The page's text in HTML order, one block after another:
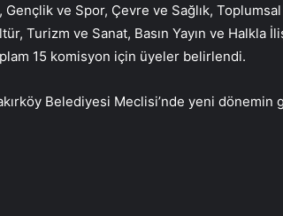
Gençlik ve Spor, Çevre ve Sağlık,
Turizm ve Sanat, Basın Yayın ve Halkla
15 komisyon için üyeler belirlendi.
Belediyesi Meclisi’nde yeni dönemin